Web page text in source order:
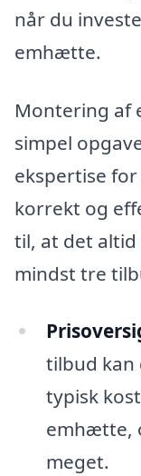
når du
emhætte.
Montering af
simpel
ekspertise
korrekt og
til, at det
mindst tre
tilbud kan
typisk
emhætte,
meget.